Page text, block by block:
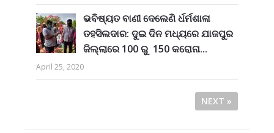
ଭବିଷ୍ୟତ ବାଣୀ ଦେଲେଣି ର୍ଧର୍ମଶାଳା
ତହସିଲଦାର: ଦୁଇ ଦିନ ମଧ୍ୟରେ ଯାଜପୁର
ଜିଲ୍ଲାରେ 100 ରୁ 150 କରୋନା...
April 25, 2020
NEXT »